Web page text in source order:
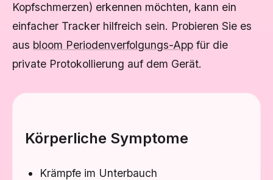
Kopfschmerzen) erkennen möchten, kann ein
einfacher Tracker hilfreich sein. Probieren Sie es
aus bloom Periodenverfolgungs-App für die
private Protokollierung auf dem Gerät.
Körperliche Symptome
Krämpfe im Unterbauch